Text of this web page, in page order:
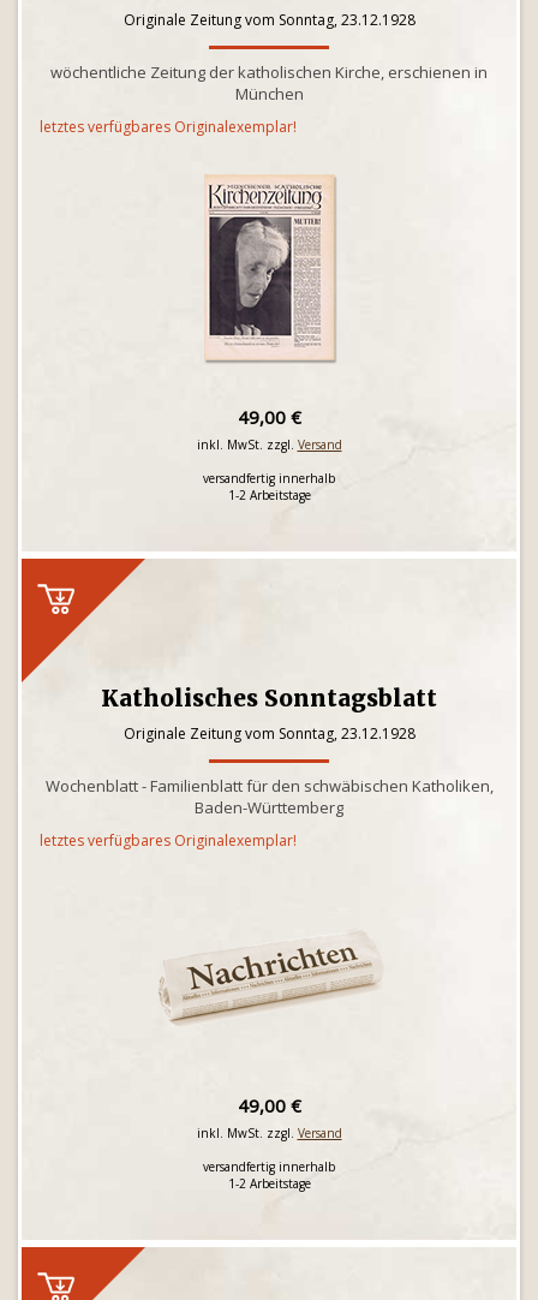
Originale Zeitung vom Sonntag, 23.12.1928
wöchentliche Zeitung der katholischen Kirche, erschienen in
München
letztes verfügbares Originalexemplar!
49,00 €
inkl. MwSt. zzgl. Versand
versandfertig innerhalb
1-2 Arbeitstage
Katholisches Sonntagsblatt
Originale Zeitung vom Sonntag, 23.12.1928
Wochenblatt - Familienblatt für den schwäbischen Katholiken,
Baden-Württemberg
letztes verfügbares Originalexemplar!
49,00 €
inkl. MwSt. zzgl. Versand
versandfertig innerhalb
1-2 Arbeitstage